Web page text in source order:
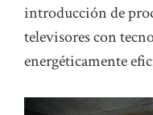
introducción de
televisores con
energéticamente